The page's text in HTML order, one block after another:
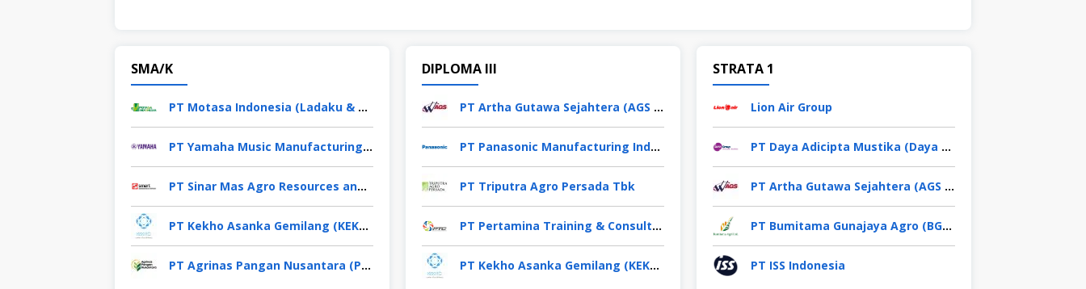
SMA/K
PT Motasa Indonesia (Ladaku & Desaku)
PT Yamaha Music Manufacturing Indonesia
PT Sinar Mas Agro Resources and Technology Tbk
PT Kekho Asanka Gemilang (KEKHO Group)
PT Agrinas Pangan Nusantara (Persero)
DIPLOMA III
PT Artha Gutawa Sejahtera (AGS Waskita)
PT Panasonic Manufacturing Indonesia
PT Triputra Agro Persada Tbk
PT Pertamina Training & Consulting (PTC)
PT Kekho Asanka Gemilang (KEKHO Group)
STRATA 1
Lion Air Group
PT Daya Adicipta Mustika (Daya Group)
PT Artha Gutawa Sejahtera (AGS Waskita)
PT Bumitama Gunajaya Agro (BGA Group)
PT ISS Indonesia